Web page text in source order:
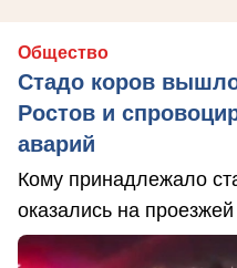
Общество
Стадо коров
Ростов и
аварий
Кому принадлежало
оказались на